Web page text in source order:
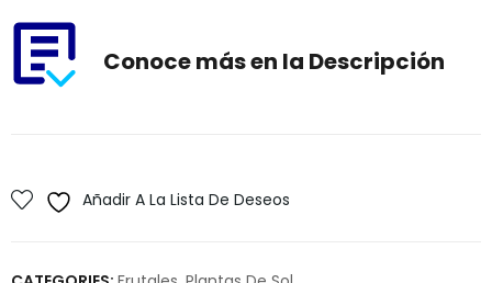
Conoce más en la Descripción
Añadir A La Lista De Deseos